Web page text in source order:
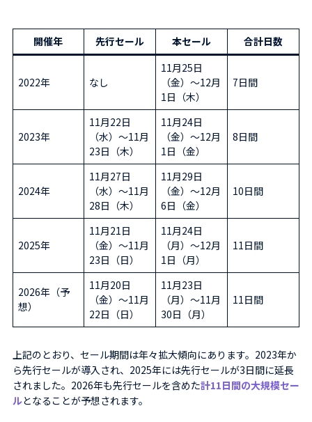
開催年 先行セール 本セール 合計日数
2022年 なし
11月25日
（金）〜12月
1日（木）
7日間
2023年
11月22日
（水）〜11月
23日（木）
11月24日
（金）〜12月
1日（金）
8日間
2024年
11月27日
（水）〜11月
28日（木）
11月29日
（金）〜12月
6日（金）
10日間
2025年
11月21日
（金）〜11月
23日（日）
11月24日
（月）〜12月
1日（月）
11日間
2026年（予
想）
11月20日
（金）〜11月
22日（日）
11月23日
（月）〜11月
30日（月）
11日間
上記のとおり、セール期間は年々拡大傾向にあります。2023年か
ら先行セールが導入され、2025年には先行セールが3日間に延長
されました。2026年も先行セールを含めた計11日間の大規模セー
ルとなることが予想されます。